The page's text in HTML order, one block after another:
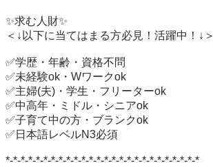
✨求む人財✨
＜↓以下に当てはまる方必見！活躍中！↓＞
✅学歴・年齢・資格不問
✅未経験ok・Wワークok
✅主婦(夫)・学生・フリーターok
✅中高年・ミドル・シニアok
✅子育て中の方・ブランクok
✅日本語レベルN3必須
*-*-*-*-*-*-*-*-*-*-*-*-*-*-*-*-*-*-*-*-*-*-*-*-*-*